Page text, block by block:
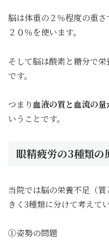
脳は体重の２％程度の重
２０％を使います。
そして脳は酸素と糖分で
です。
つまり 血液の質と血流の
いうことです。
眼精疲労の3種類の
当院では脳の栄養不足（
きく3種類に分けて考えてい
①姿勢の問題